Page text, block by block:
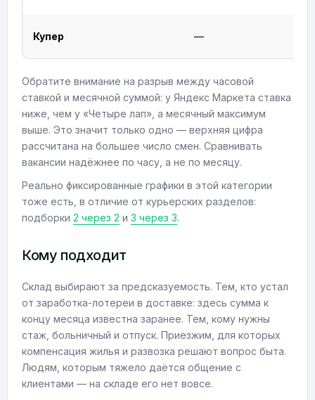
Купер —
Обратите внимание на разрыв между часовой
ставкой и месячной суммой: у Яндекс Маркета ставка
ниже, чем у «Четыре лап», а месячный максимум
выше. Это значит только одно — верхняя цифра
рассчитана на большее число смен. Сравнивать
вакансии надёжнее по часу, а не по месяцу.
Реально фиксированные графики в этой категории
тоже есть, в отличие от курьерских разделов:
подборки 2 через 2 и 3 через 3.
Кому подходит
Склад выбирают за предсказуемость. Тем, кто устал
от заработка-лотереи в доставке: здесь сумма к
концу месяца известна заранее. Тем, кому нужны
стаж, больничный и отпуск. Приезжим, для которых
компенсация жилья и развозка решают вопрос быта.
Людям, которым тяжело даётся общение с
клиентами — на складе его нет вовсе.